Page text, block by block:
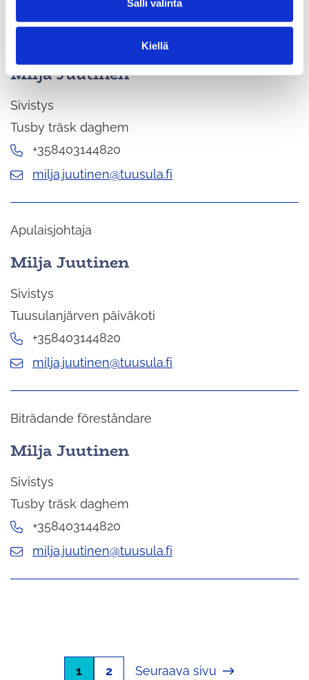
Salli valinta
Kiellä
Milja Juutinen
Biträdande föreståndare
Sivistys
Tusby träsk daghem
+358403144820
milja.juutinen@tuusula.fi
Milja Juutinen
Apulaisjohtaja
Sivistys
Tuusulanjärven päiväkoti
+358403144820
milja.juutinen@tuusula.fi
Milja Juutinen
Biträdande föreståndare
Sivistys
Tusby träsk daghem
+358403144820
milja.juutinen@tuusula.fi
1 2 Seuraava sivu